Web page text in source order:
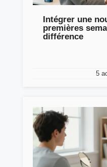
Intégrer une
premières
différence
5